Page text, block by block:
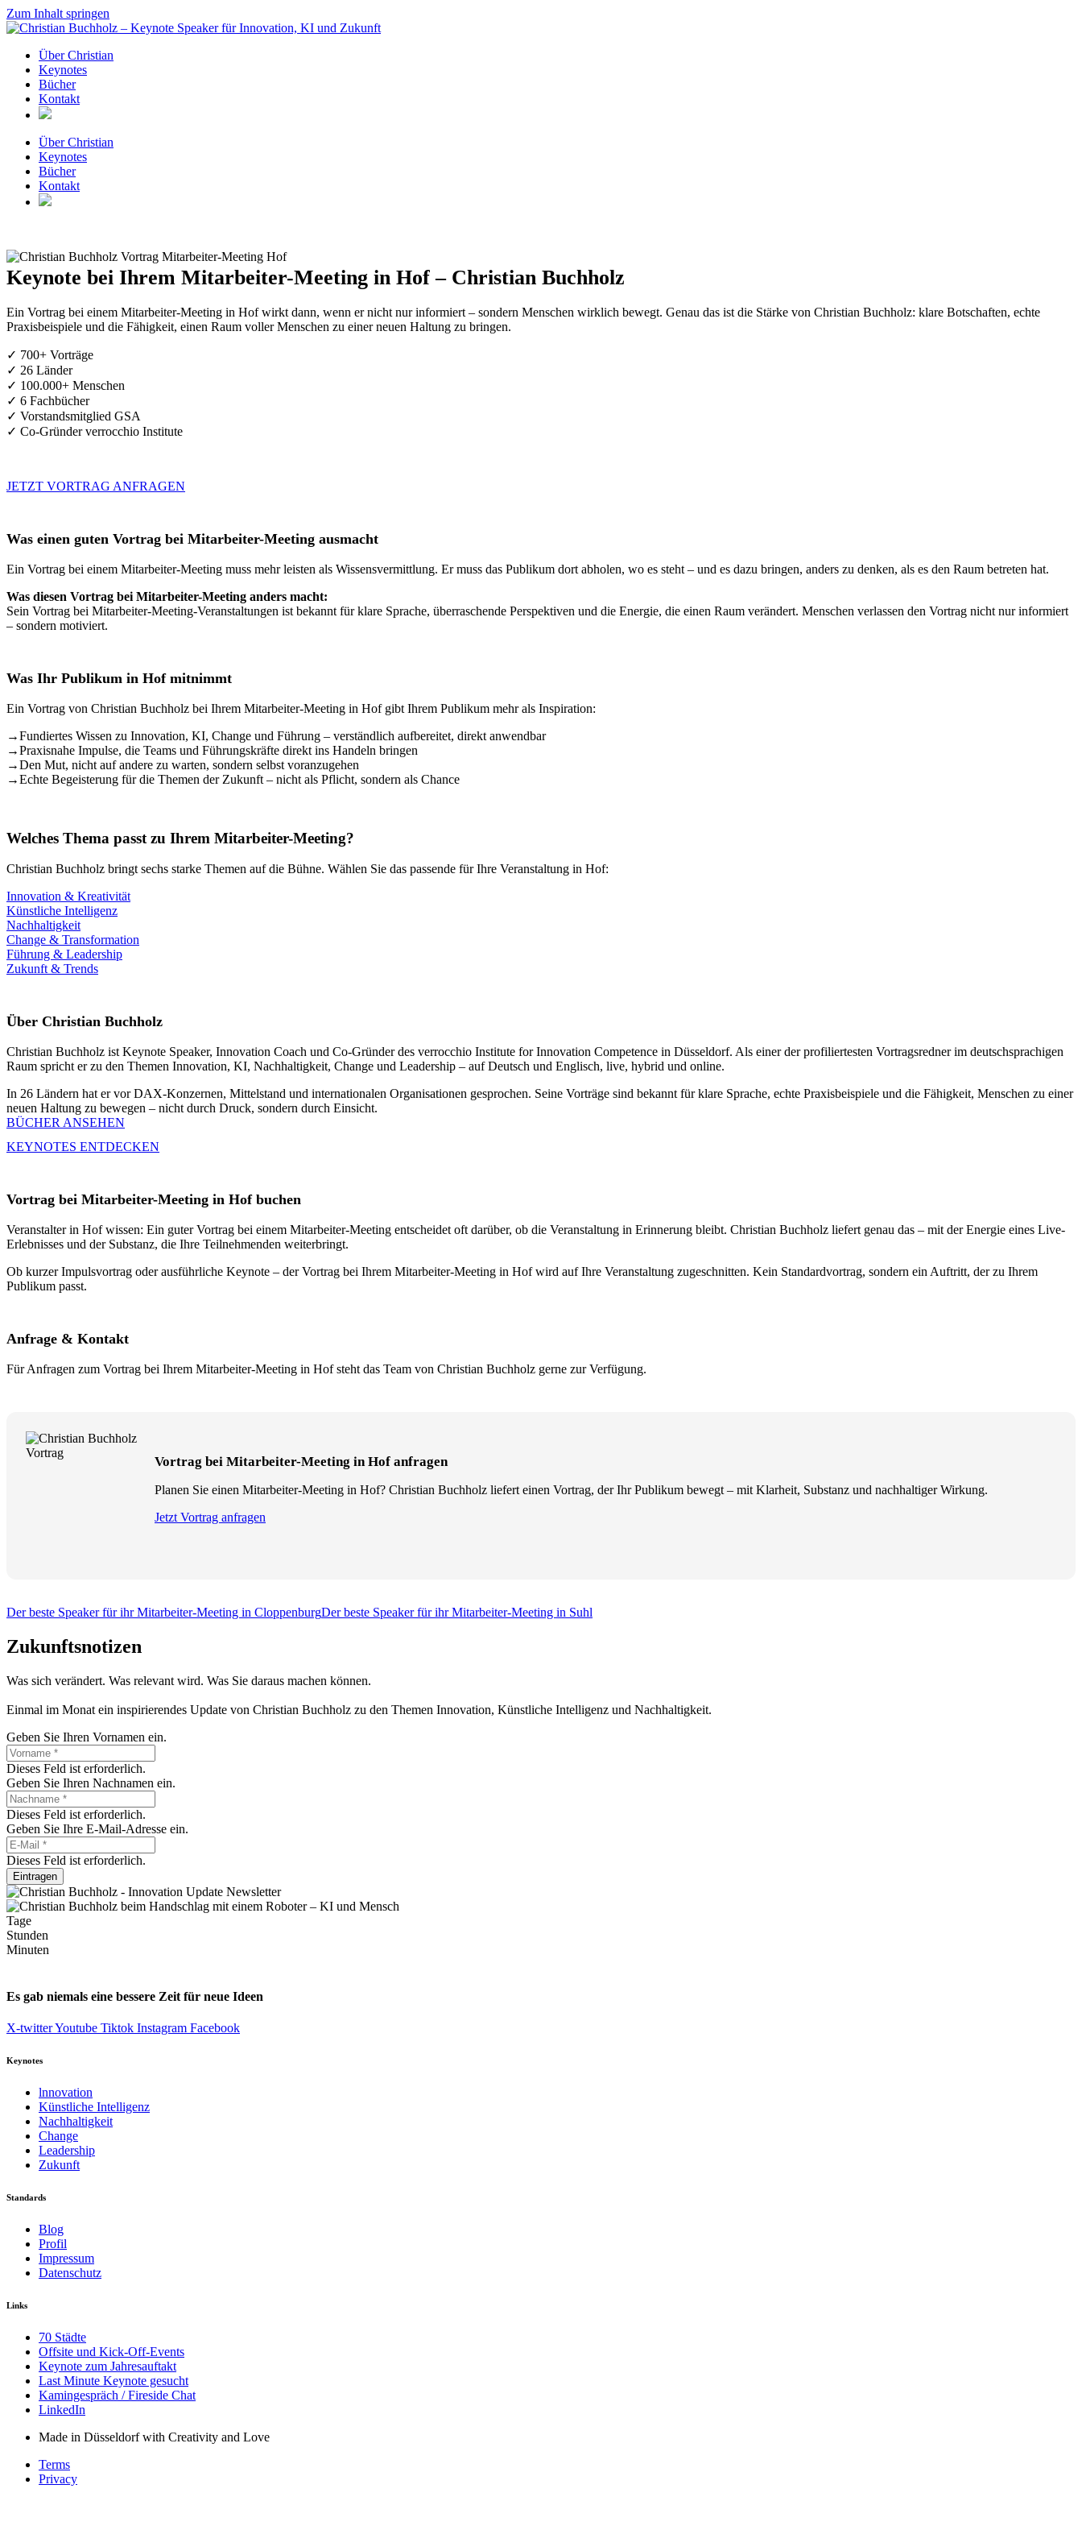
Zum Inhalt springen
Über Christian
Keynotes
Bücher
Kontakt
Über Christian
Keynotes
Bücher
Kontakt
Keynote bei Ihrem Mitarbeiter-Meeting in Hof – Christian Buchholz
Ein Vortrag bei einem Mitarbeiter-Meeting in Hof wirkt dann, wenn er nicht nur informiert – sondern Menschen wirklich bewegt. Genau das ist die Stärke von Christian Buchholz: klare Botschaften, echte
Praxisbeispiele und die Fähigkeit, einen Raum voller Menschen zu einer neuen Haltung zu bringen.
✓ 700+ Vorträge
✓ 26 Länder
✓ 100.000+ Menschen
✓ 6 Fachbücher
✓ Vorstandsmitglied GSA
✓ Co-Gründer verrocchio Institute
JETZT VORTRAG ANFRAGEN
Was einen guten Vortrag bei Mitarbeiter-Meeting ausmacht
Ein Vortrag bei einem Mitarbeiter-Meeting muss mehr leisten als Wissensvermittlung. Er muss das Publikum dort abholen, wo es steht – und es dazu bringen, anders zu denken, als es den Raum betreten hat.
Was diesen Vortrag bei Mitarbeiter-Meeting anders macht:
Sein Vortrag bei Mitarbeiter-Meeting-Veranstaltungen ist bekannt für klare Sprache, überraschende Perspektiven und die Energie, die einen Raum verändert. Menschen verlassen den Vortrag nicht nur informiert
– sondern motiviert.
Was Ihr Publikum in Hof mitnimmt
Ein Vortrag von Christian Buchholz bei Ihrem Mitarbeiter-Meeting in Hof gibt Ihrem Publikum mehr als Inspiration:
→Fundiertes Wissen zu Innovation, KI, Change und Führung – verständlich aufbereitet, direkt anwendbar
→Praxisnahe Impulse, die Teams und Führungskräfte direkt ins Handeln bringen
→Den Mut, nicht auf andere zu warten, sondern selbst voranzugehen
→Echte Begeisterung für die Themen der Zukunft – nicht als Pflicht, sondern als Chance
Welches Thema passt zu Ihrem Mitarbeiter-Meeting?
Christian Buchholz bringt sechs starke Themen auf die Bühne. Wählen Sie das passende für Ihre Veranstaltung in Hof:
Innovation & Kreativität
Künstliche Intelligenz
Nachhaltigkeit
Change & Transformation
Führung & Leadership
Zukunft & Trends
Über Christian Buchholz
Christian Buchholz ist Keynote Speaker, Innovation Coach und Co-Gründer des verrocchio Institute for Innovation Competence in Düsseldorf. Als einer der profiliertesten Vortragsredner im deutschsprachigen
Raum spricht er zu den Themen Innovation, KI, Nachhaltigkeit, Change und Leadership – auf Deutsch und Englisch, live, hybrid und online.
In 26 Ländern hat er vor DAX-Konzernen, Mittelstand und internationalen Organisationen gesprochen. Seine Vorträge sind bekannt für klare Sprache, echte Praxisbeispiele und die Fähigkeit, Menschen zu einer
neuen Haltung zu bewegen – nicht durch Druck, sondern durch Einsicht.
BÜCHER ANSEHEN
KEYNOTES ENTDECKEN
Vortrag bei Mitarbeiter-Meeting in Hof buchen
Veranstalter in Hof wissen: Ein guter Vortrag bei einem Mitarbeiter-Meeting entscheidet oft darüber, ob die Veranstaltung in Erinnerung bleibt. Christian Buchholz liefert genau das – mit der Energie eines Live-
Erlebnisses und der Substanz, die Ihre Teilnehmenden weiterbringt.
Ob kurzer Impulsvortrag oder ausführliche Keynote – der Vortrag bei Ihrem Mitarbeiter-Meeting in Hof wird auf Ihre Veranstaltung zugeschnitten. Kein Standardvortrag, sondern ein Auftritt, der zu Ihrem
Publikum passt.
Anfrage & Kontakt
Für Anfragen zum Vortrag bei Ihrem Mitarbeiter-Meeting in Hof steht das Team von Christian Buchholz gerne zur Verfügung.
Vortrag bei Mitarbeiter-Meeting in Hof anfragen
Planen Sie einen Mitarbeiter-Meeting in Hof? Christian Buchholz liefert einen Vortrag, der Ihr Publikum bewegt – mit Klarheit, Substanz und nachhaltiger Wirkung.
Jetzt Vortrag anfragen
Der beste Speaker für ihr Mitarbeiter-Meeting in CloppenburgDer beste Speaker für ihr Mitarbeiter-Meeting in Suhl
Zukunftsnotizen
Was sich verändert. Was relevant wird. Was Sie daraus machen können.
Einmal im Monat ein inspirierendes Update von Christian Buchholz zu den Themen Innovation, Künstliche Intelligenz und Nachhaltigkeit.
Geben Sie Ihren Vornamen ein.
Dieses Feld ist erforderlich.
Geben Sie Ihren Nachnamen ein.
Dieses Feld ist erforderlich.
Geben Sie Ihre E-Mail-Adresse ein.
Dieses Feld ist erforderlich.
Eintragen
Tage
Stunden
Minuten
Es gab niemals eine bessere Zeit für neue Ideen
X-twitterYoutube Tiktok Instagram Facebook
Keynotes
lnnovation
Künstliche Intelligenz
Nachhaltigkeit
Change
Leadership
Zukunft
Standards
Blog
Profil
Impressum
Datenschutz
Links
70 Städte
Offsite und Kick-Off-Events
Keynote zum Jahresauftakt
Last Minute Keynote gesucht
Kamingespräch / Fireside Chat
LinkedIn
Made in Düsseldorf with Creativity and Love
Terms
Privacy